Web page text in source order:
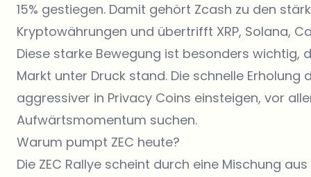
15% gestiegen. Damit gehört Zcash zu den
Kryptowährungen und übertrifft XRP, Solana,
Diese starke Bewegung ist besonders
Markt unter Druck stand. Die schnelle
aggressiver in Privacy Coins einsteigen, vor
Aufwärtsmomentum suchen.
Warum pumpt ZEC heute?
Die ZEC Rallye scheint durch eine Mischung